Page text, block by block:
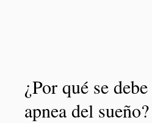
¿Por qué se
apnea del sueño?